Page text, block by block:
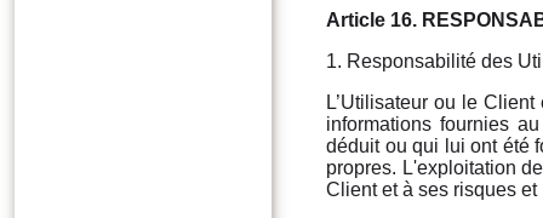
Article 16.
1. Responsabilité des
L’Utilisateur ou le
informations fournies
déduit ou qui lui ont été
propres. L'exploitation
Client et à ses risques